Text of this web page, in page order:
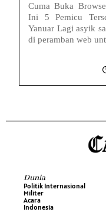
Cuma Buka
Ini 5 Pemicu
Yanuar Lagi asyik
di peramban web
Dunia
Politik Internasional
Militer
Acara
Indonesia